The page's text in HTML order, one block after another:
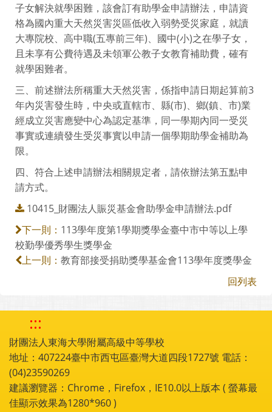
子女解決就學困難，該會訂有助學金申請辦法，申請資
格為國內重大天然災害災區低收入弱勢受災家庭，就讀
大專院校、高中職(五專前三年)、國中(小)之在學子女，
且未享有公費待遇及未領軍公教子女教育補助費，確有
就學困難者。
三、前述辦法所稱重大天然災害，係指申請日期起算前3
年內災害發生時，中央或直轄市、縣(市)、鄉(鎮、市)業
經成立災害應變中心為認定基準，同一學期內同一受災
事實或連續發生受災事實以申請一個學期助學金補助為
限。
四、符合上述申請辦法相關規定者，請依辦法第五點申
請方式。
10415_財團法人賑災基金會助學金申請辦法.pdf
下一則： 113學年度第1學期獎學金臺中市中等以上學
校勤學優秀學生獎學金
上一則： 教育部接受捐助獎學基金會113學年度獎學金
回列表
:::
財團法人東海大學附屬高級中等學校
地址：407224臺中市西屯區臺灣大道四段1727號 電話：
(04)23590269
建議瀏覽器：Chrome，Firefox，IE10.0以上版本 ( 螢幕最
佳顯示效果為1280*960 )